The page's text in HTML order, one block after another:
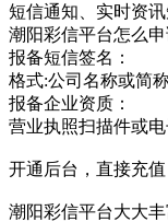
短信通知、实时资
潮阳彩信平台怎么申
报备短信签名：
格式:公司名称或简
报备企业资质：
营业执照扫描件或电
开通后台，直接充
潮阳彩信平台大大